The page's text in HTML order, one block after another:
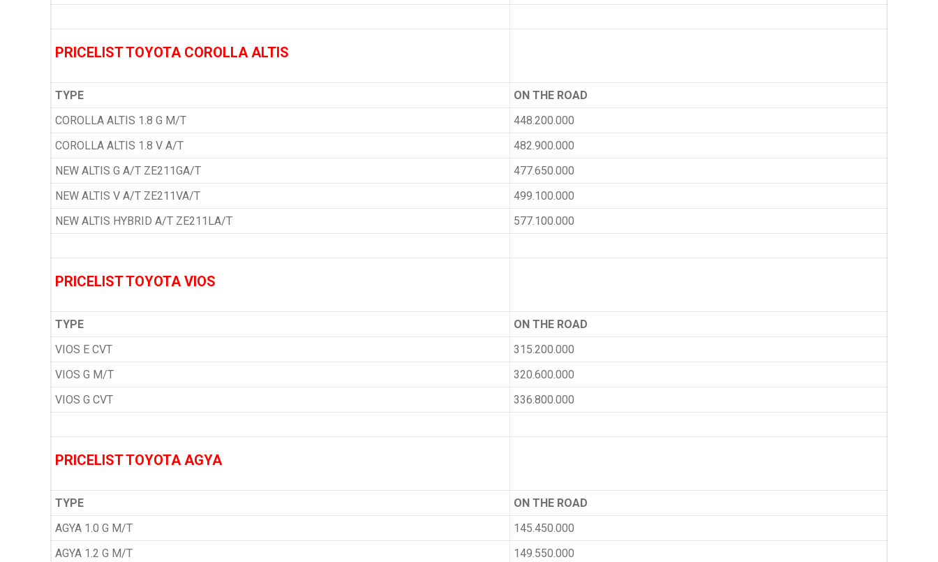
PRICELIST TOYOTA COROLLA ALTIS
TYPE
ON THE ROAD
COROLLA ALTIS 1.8 G M/T
448.200.000
COROLLA ALTIS 1.8 V A/T
482.900.000
NEW ALTIS G A/T ZE211GA/T
477.650.000
NEW ALTIS V A/T ZE211VA/T
499.100.000
NEW ALTIS HYBRID A/T ZE211LA/T
577.100.000
PRICELIST TOYOTA VIOS
TYPE
ON THE ROAD
VIOS E CVT
315.200.000
VIOS G M/T
320.600.000
VIOS G CVT
336.800.000
PRICELIST TOYOTA AGYA
TYPE
ON THE ROAD
AGYA 1.0 G M/T
145.450.000
AGYA 1.2 G M/T
149.550.000